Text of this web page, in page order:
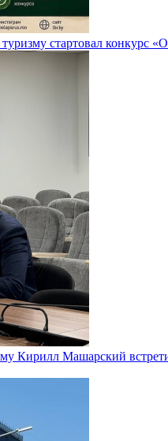
стартовал конкурс
Кирилл Машарский